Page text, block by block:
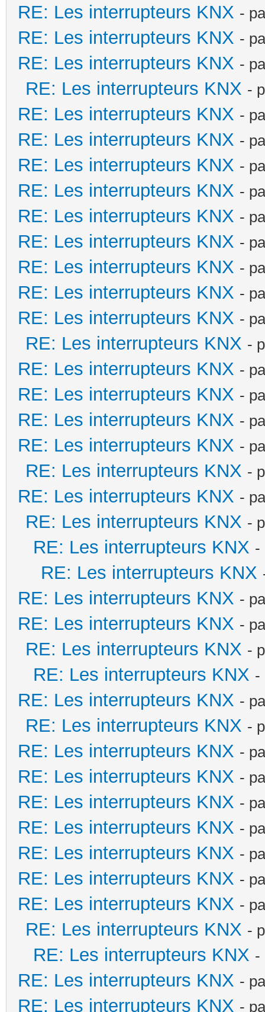
RE: Les interrupteurs KNX -
RE: Les interrupteurs KNX -
RE: Les interrupteurs KNX -
RE: Les interrupteurs KNX -
RE: Les interrupteurs KNX -
RE: Les interrupteurs KNX -
RE: Les interrupteurs KNX -
RE: Les interrupteurs KNX -
RE: Les interrupteurs KNX -
RE: Les interrupteurs KNX -
RE: Les interrupteurs KNX -
RE: Les interrupteurs KNX -
RE: Les interrupteurs KNX -
RE: Les interrupteurs KNX -
RE: Les interrupteurs KNX -
RE: Les interrupteurs KNX -
RE: Les interrupteurs KNX -
RE: Les interrupteurs KNX -
RE: Les interrupteurs KNX -
RE: Les interrupteurs KNX -
RE: Les interrupteurs KNX -
RE: Les interrupteurs KNX -
RE: Les interrupteurs KNX
RE: Les interrupteurs KNX -
RE: Les interrupteurs KNX -
RE: Les interrupteurs KNX -
RE: Les interrupteurs KNX -
RE: Les interrupteurs KNX -
RE: Les interrupteurs KNX -
RE: Les interrupteurs KNX -
RE: Les interrupteurs KNX -
RE: Les interrupteurs KNX -
RE: Les interrupteurs KNX -
RE: Les interrupteurs KNX -
RE: Les interrupteurs KNX -
RE: Les interrupteurs KNX -
RE: Les interrupteurs KNX -
RE: Les interrupteurs KNX -
RE: Les interrupteurs KNX -
RE: Les interrupteurs KNX -